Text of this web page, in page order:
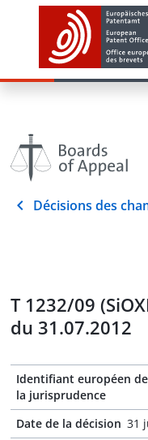
Décisions des
T 1232/09
du 31.07.2012
Identifiant européen de
la jurisprudence
Date de la décision 31